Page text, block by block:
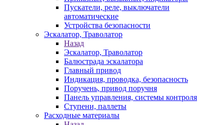
Пускатели, реле, выключатели
автоматические
Устройства безопасности
Эскалатор, Траволатор
Назад
Эскалатор, Траволатор
Балюстрада эскалатора
Главный привод
Индикация, проводка, безопасность
Поручень, привод поручня
Панель управления, системы контроля
Ступени, паллеты
Расходные материалы